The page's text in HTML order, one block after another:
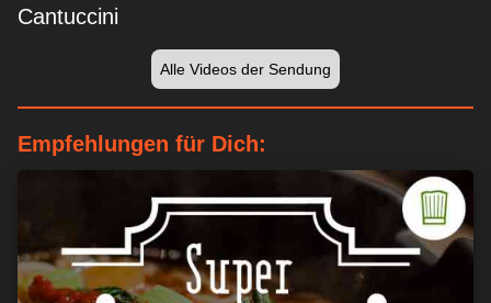
Cantuccini
Alle Videos der Sendung
Empfehlungen für Dich: